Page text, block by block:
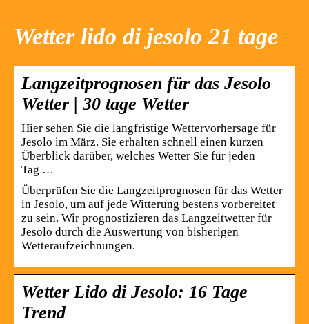
Wetter lido di jesolo 21 tage
Langzeitprognosen für das Jesolo
Wetter | 30 tage Wetter
Hier sehen Sie die langfristige Wettervorhersage für
Jesolo im März. Sie erhalten schnell einen kurzen
Überblick darüber, welches Wetter Sie für jeden
Tag …
Überprüfen Sie die Langzeitprognosen für das Wetter
in Jesolo, um auf jede Witterung bestens vorbereitet
zu sein. Wir prognostizieren das Langzeitwetter für
Jesolo durch die Auswertung von bisherigen
Wetteraufzeichnungen.
Wetter Lido di Jesolo: 16 Tage
Trend